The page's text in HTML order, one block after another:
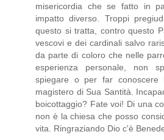
misericordia che se fatto in
impatto diverso. Troppi
questo si tratta, contro questo
vescovi e dei cardinali salvo
da parte di coloro che nelle
esperienza personale, non
spiegare o per far
magistero di Sua Santità.
boicottaggio? Fate voi! Di una
non è la chiesa che posso
vita. Ringraziando Dio c'è